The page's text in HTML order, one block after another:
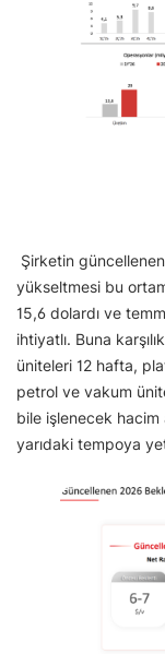
Şirketin
yükseltmesi bu
15,6 dolardı ve
ihtiyatlı. Buna
üniteleri 12 hafta,
petrol ve vakum
bile işlenecek hacim
yarıdaki tempoya